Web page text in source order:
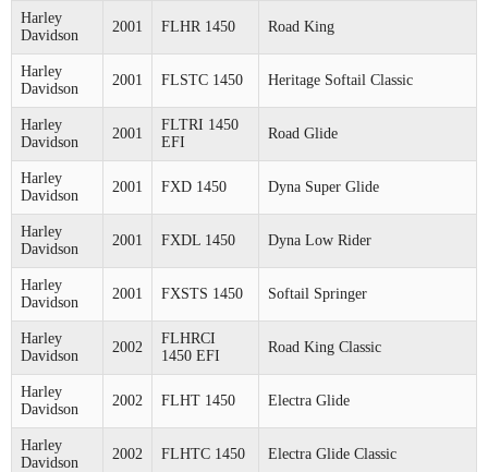
Harley
Davidson
2001 FLHR 1450 Road King
Harley
Davidson
2001 FLSTC 1450 Heritage Softail Classic
Harley
Davidson
2001
FLTRI 1450
EFI
Road Glide
Harley
Davidson
2001 FXD 1450 Dyna Super Glide
Harley
Davidson
2001 FXDL 1450 Dyna Low Rider
Harley
Davidson
2001 FXSTS 1450 Softail Springer
Harley
Davidson
2002
FLHRCI
1450 EFI
Road King Classic
Harley
Davidson
2002 FLHT 1450 Electra Glide
Harley
Davidson
2002 FLHTC 1450 Electra Glide Classic